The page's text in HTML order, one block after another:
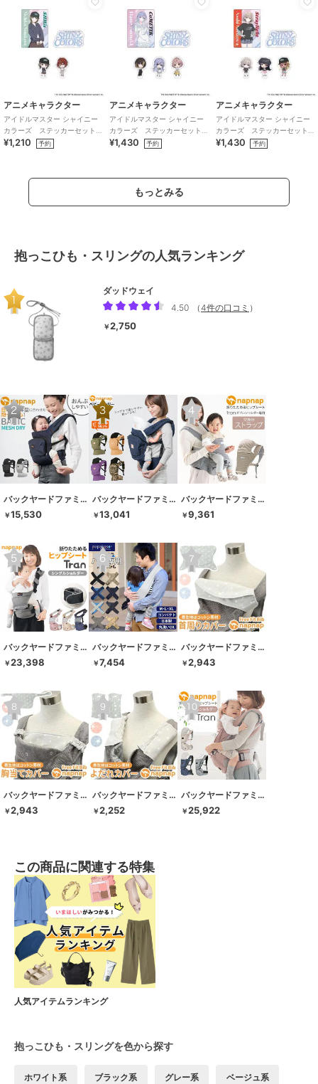
アニメキャラクター
アイドルマスター シャイニー
カラーズ ステッカーセット
(283プロ シーズ)
¥1,210 予約
アニメキャラクター
アイドルマスター シャイニー
カラーズ ステッカーセット
(283プロ コメティック)
¥1,430 予約
アニメキャラクター
アイドルマスター シャイニー
カラーズ ステッカーセット
(283プロ ストレイライト)
¥1,430 予約
もっとみる
抱っこひも・スリングの人気ランキング
ダッドウェイ
4.50
（4件の口コミ ）
￥2,750
バックヤードファミリー
￥15,530
バックヤードファミリー
￥13,041
バックヤードファミリー
￥9,361
バックヤードファミリー
￥23,398
バックヤードファミリー
￥7,454
バックヤードファミリー
￥2,943
バックヤードファミリー
￥2,943
バックヤードファミリー
￥2,252
バックヤードファミリー
￥25,922
この商品に関連する特集
人気アイテムランキング
抱っこひも・スリングを色から探す
ホワイト系 ブラック系 グレー系 ベージュ系